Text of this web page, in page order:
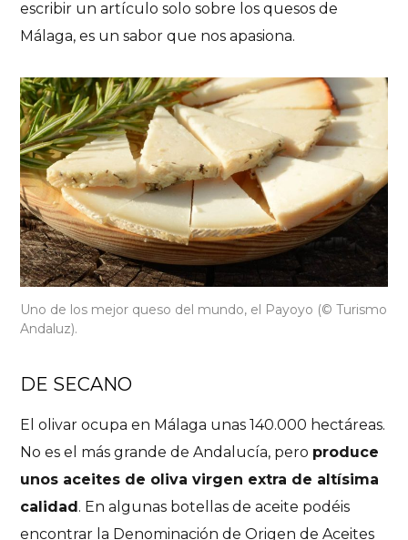
escribir un artículo solo sobre los quesos de
Málaga, es un sabor que nos apasiona.
Uno de los mejor queso del mundo, el Payoyo (© Turismo
Andaluz).
DE SECANO
El olivar ocupa en Málaga unas 140.000 hectáreas.
No es el más grande de Andalucía, pero produce
unos aceites de oliva virgen extra de altísima
calidad . En algunas botellas de aceite podéis
encontrar la Denominación de Origen de Aceites